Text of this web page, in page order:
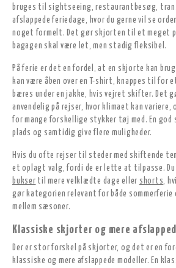
bruges til sightseeing, restaurantbesøg,
afslappede feriedage, hvor du gerne vil se
noget formelt. Det gør skjorten til et meget
bagagen skal være let, men stadig fleksibel.
På ferie er det en fordel, at en skjorte kan
kan være åben over en T-shirt, knappes til for
bæres under en jakke, hvis vejret skifter. Det
anvendelig på rejser, hvor klimaet kan variere,
for mange forskellige stykker tøj med. En god
plads og samtidig give flere muligheder.
Hvis du ofte rejser til steder med skiftende
et oplagt valg, fordi de er lette at tilpasse. Du
bukser til mere velklædte dage eller shorts,
gør kategorien relevant for både sommerferie
mellem sæsoner.
Klassiske skjorter og mere
Der er stor forskel på skjorter, og det er en
klassiske og mere afslappede modeller. En